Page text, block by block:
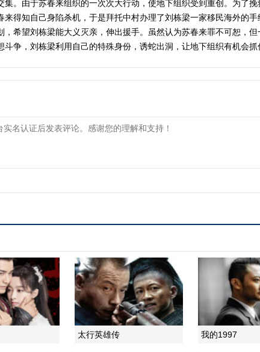
。由于苏春来组织的一次次大行动，使地下组织受到重创。为了挽
得知自己身陷杀机，于是拜托中村办理了刘栋梁一家移民海外的
希望刘栋梁能大义灭亲，伸出援手。虽然认为苏春来罪不可恕，
争，刘栋梁利用自己的特殊身份，诱蛇出洞，让地下组织有机会抓
太行英雄传 我的1997